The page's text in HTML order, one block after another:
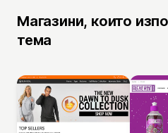
Магазини, които
тема